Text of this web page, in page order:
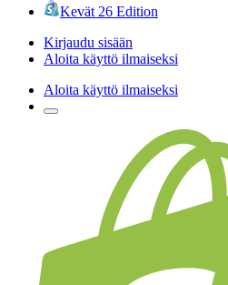
Kevät 26 Edition
Kirjaudu sisään
Aloita käyttö ilmaiseksi
Aloita käyttö ilmaiseksi